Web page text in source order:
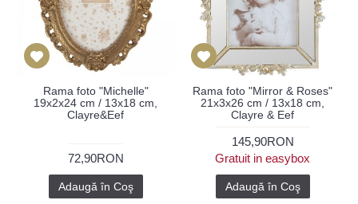
Rama foto "Michelle"
19x2x24 cm / 13x18 cm,
Clayre&Eef
72,90RON
Adaugă în Coş
Rama foto "Mirror & Roses"
21x3x26 cm / 13x18 cm,
Clayre & Eef
145,90RON
Gratuit in easybox
Adaugă în Coş